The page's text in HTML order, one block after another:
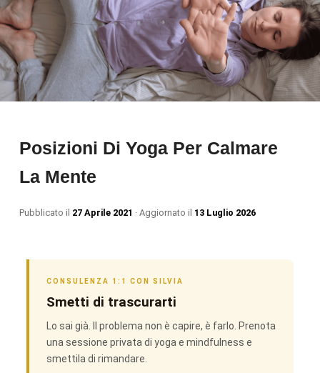
Posizioni Di Yoga Per Calmare
La Mente
Pubblicato il 27 Aprile 2021 · Aggiornato il 13 Luglio 2026
CONSULENZA 1:1 CON SILVIA
Smetti di trascurarti
Lo sai già. Il problema non è capire, è farlo. Prenota
una sessione privata di yoga e mindfulness e
smettila di rimandare.